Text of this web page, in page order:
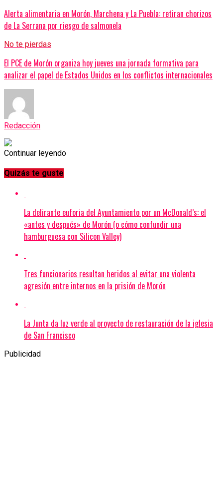
Alerta alimentaria en Morón, Marchena y La Puebla: retiran chorizos
de La Serrana por riesgo de salmonela
No te pierdas
El PCE de Morón organiza hoy jueves una jornada formativa para
analizar el papel de Estados Unidos en los conflictos internacionales
Redacción
Continuar leyendo
Quizás te guste
La delirante euforia del Ayuntamiento por un McDonald’s: el
«antes y después» de Morón (o cómo confundir una
hamburguesa con Silicon Valley)
Tres funcionarios resultan heridos al evitar una violenta
agresión entre internos en la prisión de Morón
La Junta da luz verde al proyecto de restauración de la iglesia
de San Francisco
Publicidad